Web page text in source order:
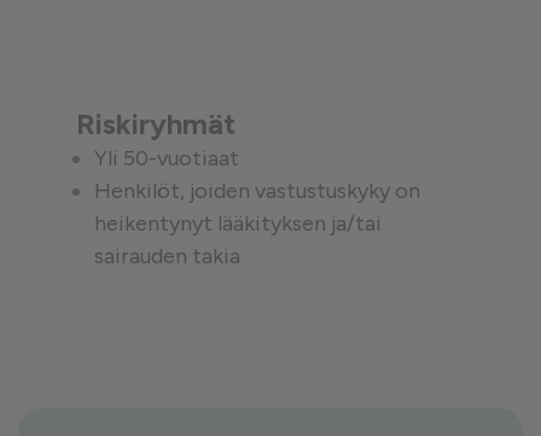
Riskiryhmät
Yli 50-vuotiaat
Henkilöt, joiden vastustuskyky on
heikentynyt lääkityksen ja/tai
sairauden takia